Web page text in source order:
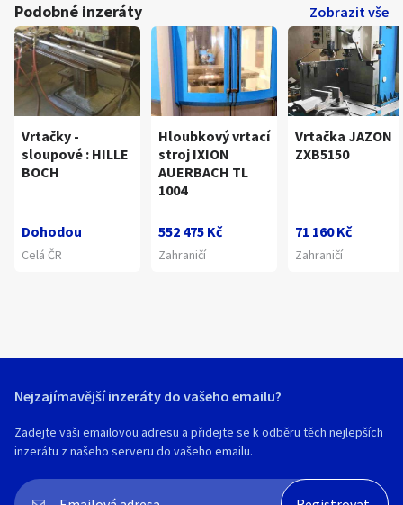
Podobné inzeráty Zobrazit vše
Vrtačky -
sloupové : HILLE
BOCH
Dohodou
Celá ČR
Hloubkový vrtací
stroj IXION
AUERBACH TL
1004
552 475 Kč
Zahraničí
Vrtačka JAZON
ZXB5150
71 160 Kč
Zahraničí
Nejzajímavější inzeráty do vašeho emailu?
Zadejte vaši emailovou adresu a přidejte se k odběru těch nejlepších
inzerátu z našeho serveru do vašeho emailu.